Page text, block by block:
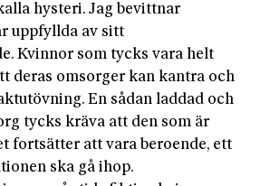
hysteri. Jag bevittnar
uppfyllda av sitt
Kvinnor som tycks vara helt
deras omsorger kan kantra och
En sådan laddad och
tycks kräva att den som är
fortsätter att vara beroende, ett
ska gå ihop.